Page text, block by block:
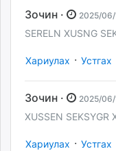
Зочин · 2025/06/
SERELN XUSNG
Хариулах · Устгах
Зочин · 2025/06/
XUSSEN
Хариулах · Устгах